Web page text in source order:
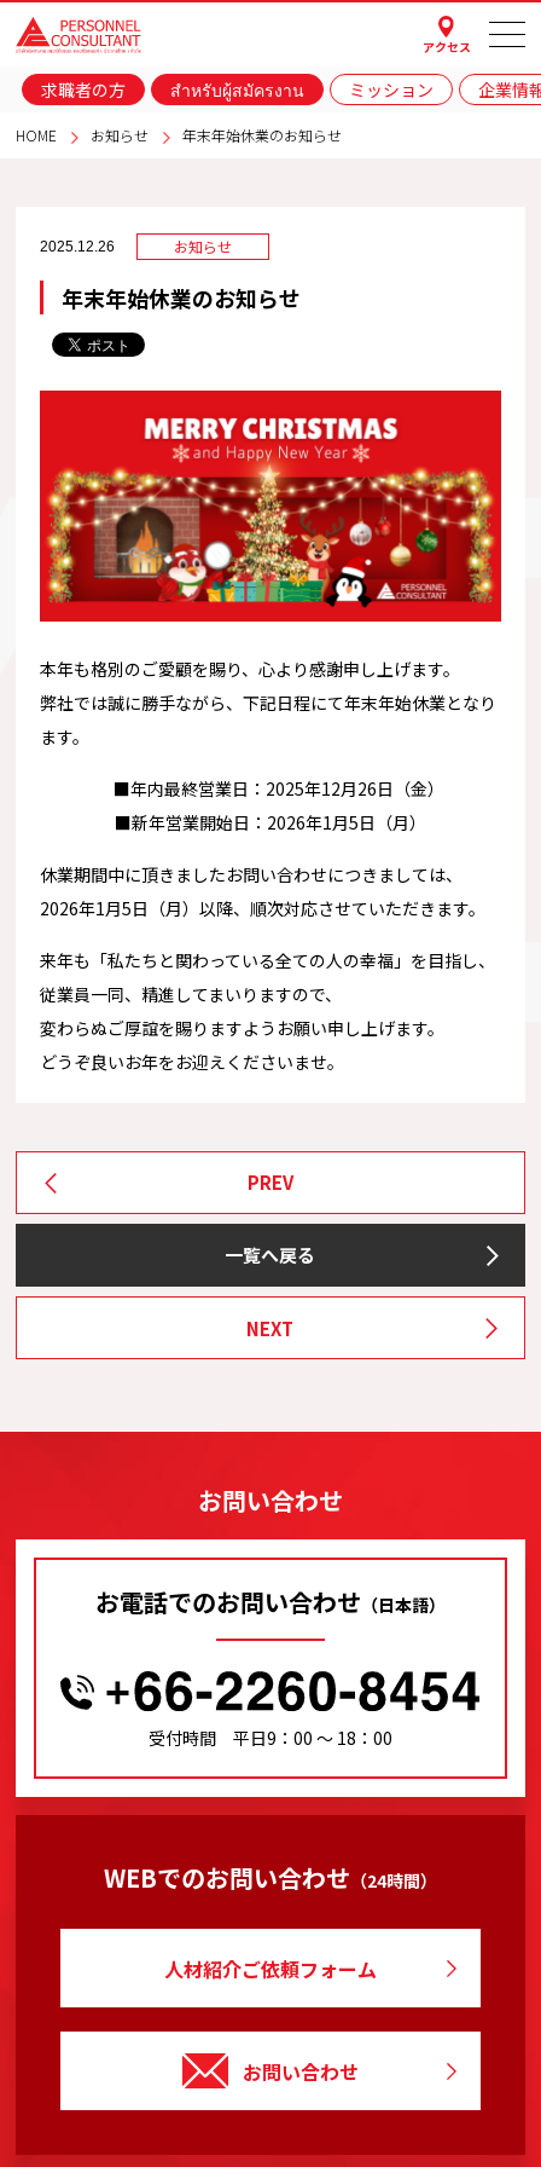
アクセス
求職者の方 สำหรับผู้สมัครงาน ミッション 企業情
HOME お知らせ 年末年始休業のお知らせ
2025.12.26 お知らせ
年末年始休業のお知らせ
本年も格別のご愛顧を賜り、心より感謝申し上げます。
弊社では誠に勝手ながら、下記日程にて年末年始休業となり
ます。
■年内最終営業日：2025年12月26日（金）
■新年営業開始日：2026年1月5日（月）
休業期間中に頂きましたお問い合わせにつきましては、
2026年1月5日（月）以降、順次対応させていただきます。
来年も「私たちと関わっている全ての人の幸福」を目指し、
従業員一同、精進してまいりますので、
変わらぬご厚誼を賜りますようお願い申し上げます。
どうぞ良いお年をお迎えくださいませ。
PREV
一覧へ戻る
NEXT
お問い合わせ
お電話でのお問い合わせ （日本語）
受付時間 平日9：00 〜 18：00
WEBでのお問い合わせ （24時間）
人材紹介ご依頼フォーム
お問い合わせ